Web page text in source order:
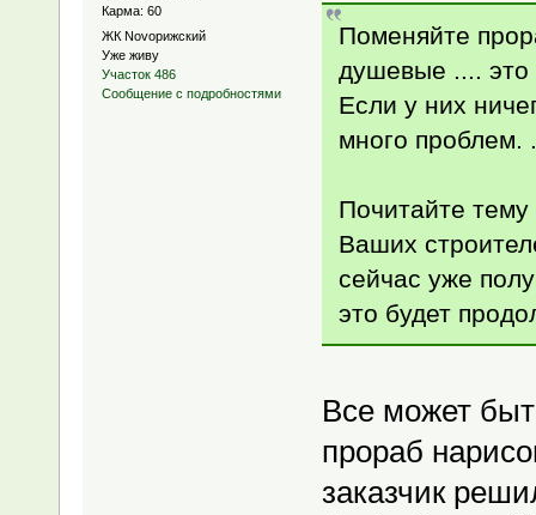
Карма: 60
ЖК Novoрижский
Уже живу
Участок 486
Сообщение с подробностями
Поменяйте
душевые .... это
Если у них
много проблем.
Почитайте
Ваших
сейчас уже
это будет
Все может
прораб
заказчик